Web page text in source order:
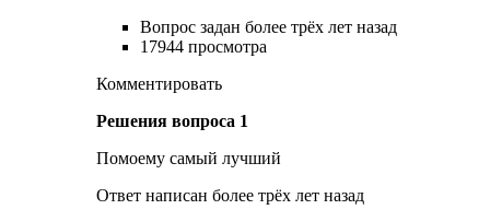
Вопрос задан более трёх лет назад
17944 просмотра
Комментировать
Решения вопроса 1
Помоему самый лучший
Ответ написан более трёх лет назад